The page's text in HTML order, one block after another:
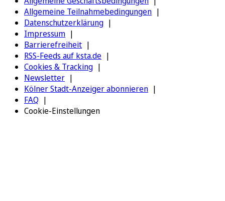
Allgemeine Teilnahmebedingungen
Datenschutzerklärung
Impressum
Barrierefreiheit
RSS-Feeds auf ksta.de
Cookies & Tracking
Newsletter
Kölner Stadt-Anzeiger abonnieren
FAQ
Cookie-Einstellungen